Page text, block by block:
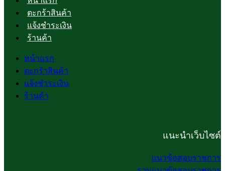
ตะกร้าสินค้า
แจ้งชำระเงิน
ร้านค้า
หน้าแรก
ตะกร้าสินค้า
แจ้งชำระเงิน
ร้านค้า
แนะนำเว็บไซต์
แนวข้อสอบราชการ